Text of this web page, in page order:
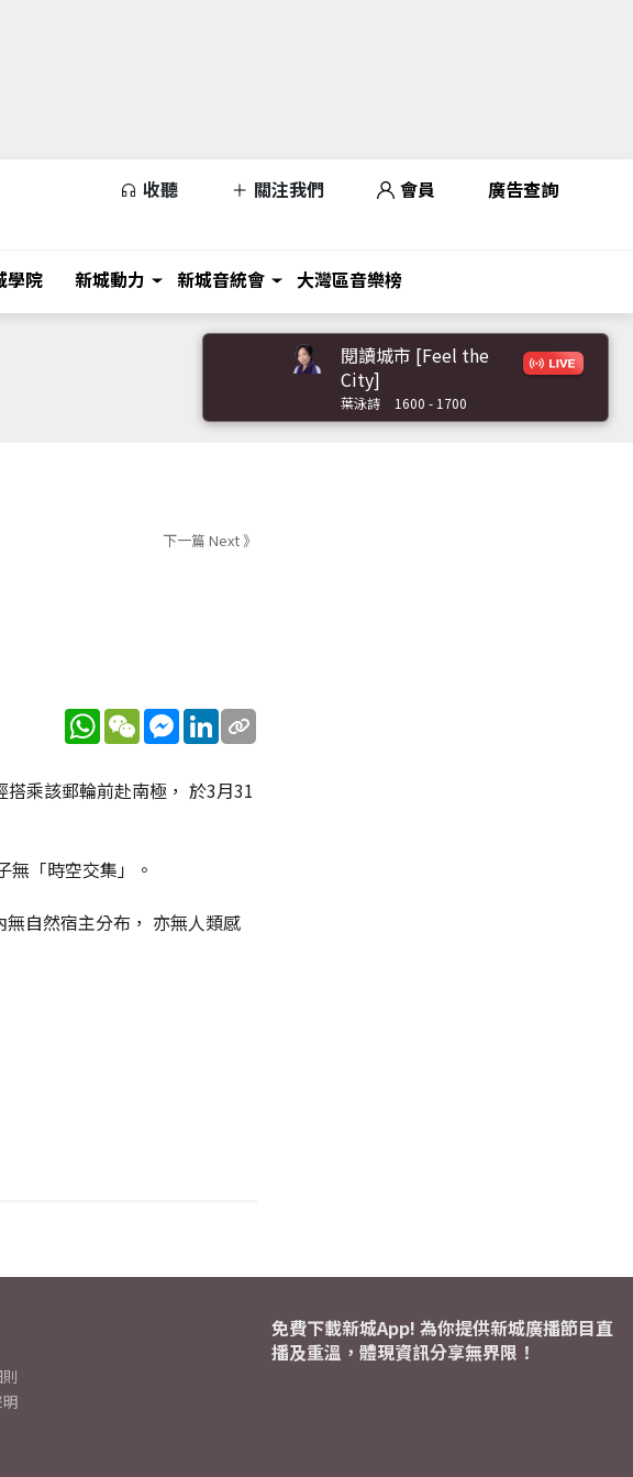
收聽 關注我們 會員 廣告查詢
學院 新城動力 新城音統會 大灣區音樂榜
閱讀城市 [Feel the
City]
葉泳詩 1600 - 1700
下一篇 Next 》
WhatsApp
WeChatMessenger
LinkedIn
乘該郵輪前赴南極， 於3月31
無「時空交集」。
自然宿主分布， 亦無人類感
免費下載新城App! 為你提供新城廣播節目直
播及重溫，體現資訊分享無界限！